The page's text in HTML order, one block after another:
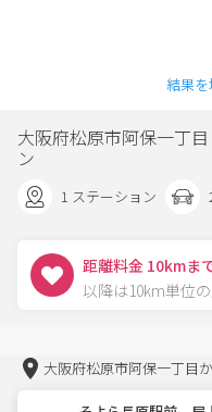
結果
大阪府松原市阿保一丁
ン
1 ステーション
距離料金 10kmま
以降は10km単位
大阪府松原市阿保一丁目